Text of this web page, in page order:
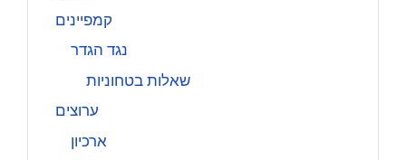
קמפיינים
נגד הגדר
שאלות בטחוניות
ערוצים
ארכיון